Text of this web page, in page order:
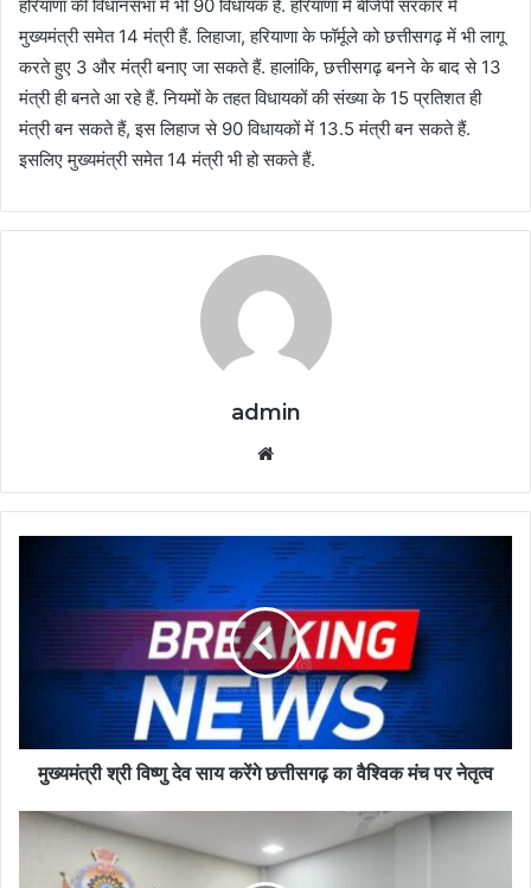
हरियाणा की विधानसभा में भी 90 विधायक हैं. हरियाणा में बीजेपी सरकार में
मुख्यमंत्री समेत 14 मंत्री हैं. लिहाजा, हरियाणा के फॉर्मूले को छत्तीसगढ़ में भी लागू
करते हुए 3 और मंत्री बनाए जा सकते हैं. हालांकि, छत्तीसगढ़ बनने के बाद से 13
मंत्री ही बनते आ रहे हैं. नियमों के तहत विधायकों की संख्या के 15 प्रतिशत ही
मंत्री बन सकते हैं, इस लिहाज से 90 विधायकों में 13.5 मंत्री बन सकते हैं.
इसलिए मुख्यमंत्री समेत 14 मंत्री भी हो सकते हैं.
admin
मुख्यमंत्री श्री विष्णु देव साय करेंगे छत्तीसगढ़ का वैश्विक मंच पर नेतृत्व